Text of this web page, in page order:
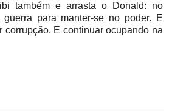
também e arrasta o Donald: no
para manter-se no poder. E
corrupção. E continuar ocupando na